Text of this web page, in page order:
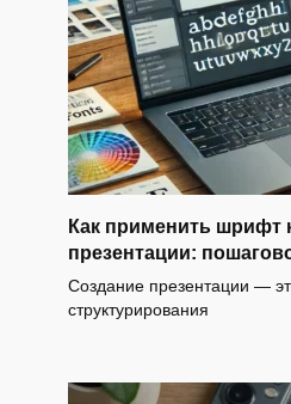
Как применить шрифт
презентации:
Создание презентации —
структурирования